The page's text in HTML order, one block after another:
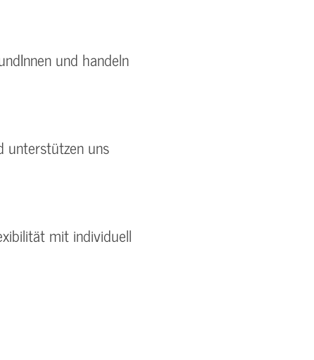
und handeln
unterstützen uns
mit individuell